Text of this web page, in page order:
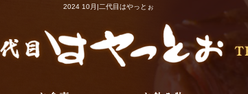
2024 10月|二代目はやっとぉ